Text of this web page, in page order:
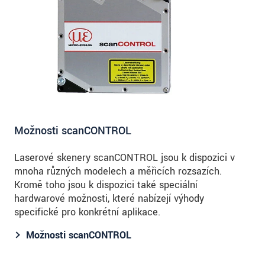
Možnosti scanCONTROL
Laserové skenery scanCONTROL jsou k dispozici v
mnoha různých modelech a měřicích rozsazích.
Kromě toho jsou k dispozici také speciální
hardwarové možnosti, které nabízejí výhody
specifické pro konkrétní aplikace.
Možnosti scanCONTROL